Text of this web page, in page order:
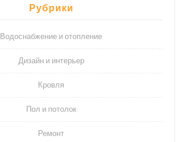
Рубрики
Водоснабжение и отопление
Дизайн и интерьер
Кровля
Пол и потолок
Ремонт